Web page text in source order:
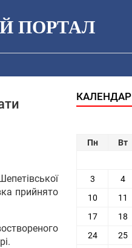
ПОРТАЛ
прийнято
КАЛЕНДАР
Пн
Вт
3
4
10
11
17
18
24
25